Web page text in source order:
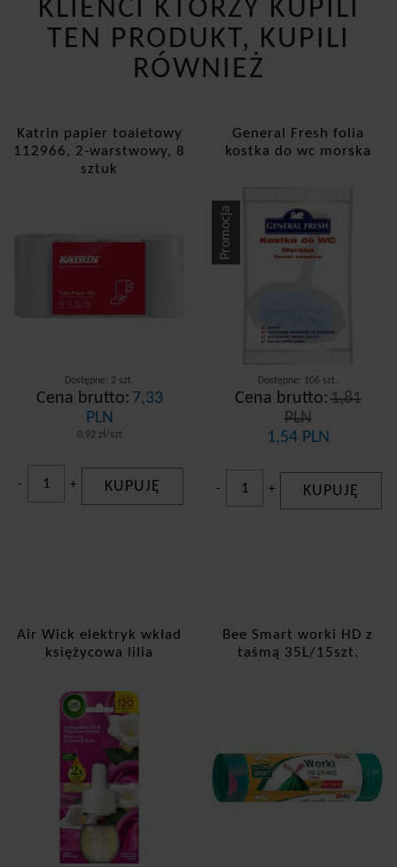
KLIENCI KTÓRZY KUPILI
TEN PRODUKT, KUPILI
RÓWNIEŻ
Katrin papier toaletowy
112966, 2-warstwowy, 8
sztuk
Dostępne: 2 szt.
Cena brutto: 7,33
PLN
0,92 zł/szt
- + KUPUJĘ
General Fresh folia
kostka do wc morska
Dostępne: 106 szt.
Cena brutto: 1,81
PLN
1,54 PLN
Promocja
- + KUPUJĘ
Air Wick elektryk wkład
księżycowa lilia
Bee Smart worki HD z
taśmą 35L/15szt.